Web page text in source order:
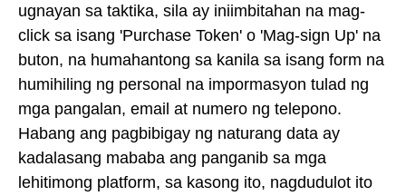
ugnayan sa taktika, sila ay iniimbitahan na mag-
click sa isang 'Purchase Token' o 'Mag-sign Up' na
buton, na humahantong sa kanila sa isang form na
humihiling ng personal na impormasyon tulad ng
mga pangalan, email at numero ng telepono.
Habang ang pagbibigay ng naturang data ay
kadalasang mababa ang panganib sa mga
lehitimong platform, sa kasong ito, nagdudulot ito